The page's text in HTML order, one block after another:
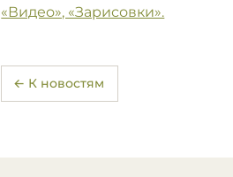
«Видео», «Зарисовки».
← К новостям